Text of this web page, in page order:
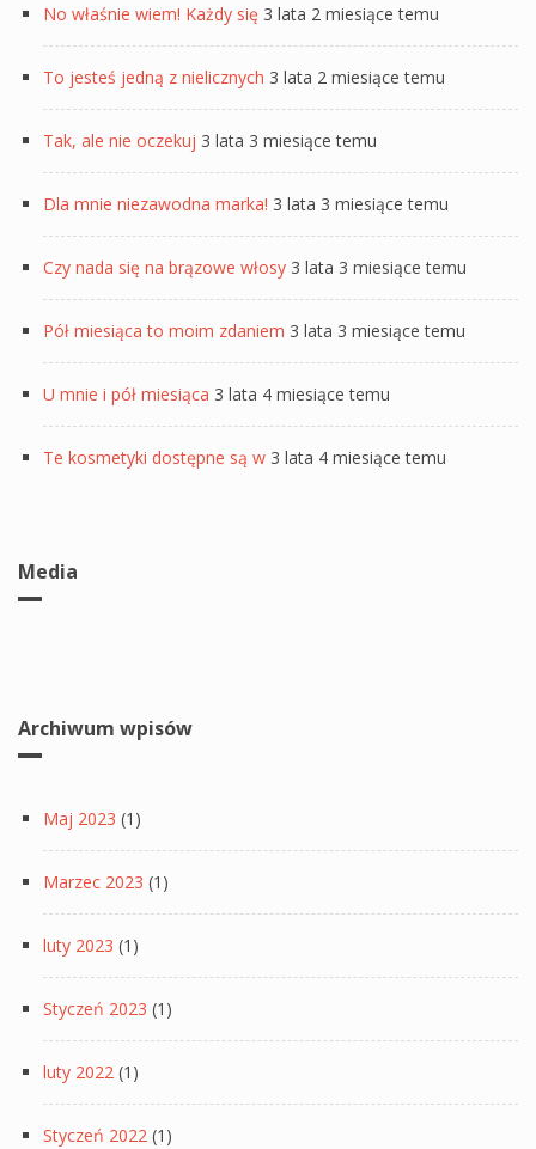
No właśnie wiem! Każdy się 3 lata 2 miesiące temu
To jesteś jedną z nielicznych 3 lata 2 miesiące temu
Tak, ale nie oczekuj 3 lata 3 miesiące temu
Dla mnie niezawodna marka! 3 lata 3 miesiące temu
Czy nada się na brązowe włosy 3 lata 3 miesiące temu
Pół miesiąca to moim zdaniem 3 lata 3 miesiące temu
U mnie i pół miesiąca 3 lata 4 miesiące temu
Te kosmetyki dostępne są w 3 lata 4 miesiące temu
Media
Archiwum wpisów
Maj 2023 (1)
Marzec 2023 (1)
luty 2023 (1)
Styczeń 2023 (1)
luty 2022 (1)
Styczeń 2022 (1)